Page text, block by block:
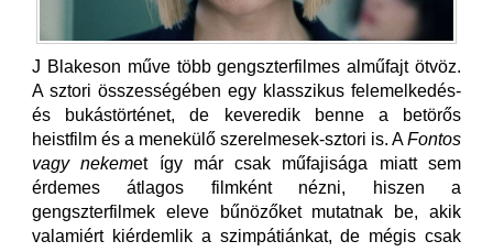
J Blakeson műve több gengszterfilmes alműfajt ötvöz.
A sztori összességében egy klasszikus felemelkedés-
és bukástörténet, de keveredik benne a betörős
heistfilm és a menekülő szerelmesek-sztori is. AFontos
vagy nekemet így már csak műfajisága miatt sem
érdemes átlagos filmként nézni, hiszen a
gengszterfilmek eleve bűnözőket mutatnak be, akik
valamiért kiérdemlik a szimpátiánkat, de mégis csak